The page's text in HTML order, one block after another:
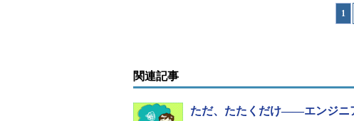
1
関連記事
ただ、たたくだけ――エンジニ